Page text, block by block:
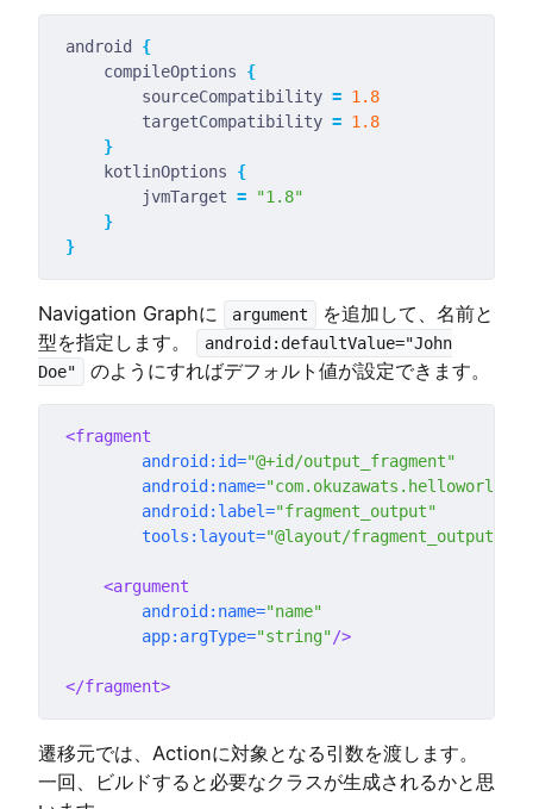
android {
    compileOptions
{
        sourceCompatibility
= 1.8
        targetCompatibility
= 1.8
}
    kotlinOptions
{
        jvmTarget
=
"1.8"
}
}
Navigation Graphに argument
を追加して、名前と
型を指定します。
android:defaultValue="John
Doe"
のようにすればデフォルト値が設定できます。
<fragment
android:id="@+id/output_fragment"
android:name=
android:label="fragment_output"
tools:layout="@layout/fragment_output"
<argument
android:name="name"
app:argType="string"/>
</fragment>
遷移元では、Actionに対象となる引数を渡します。
一回、ビルドすると必要なクラスが生成されるかと思